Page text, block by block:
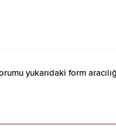
yukarıdaki form